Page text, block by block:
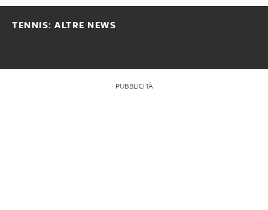
TENNIS: ALTRE NEWS
PUBBLICITÀ